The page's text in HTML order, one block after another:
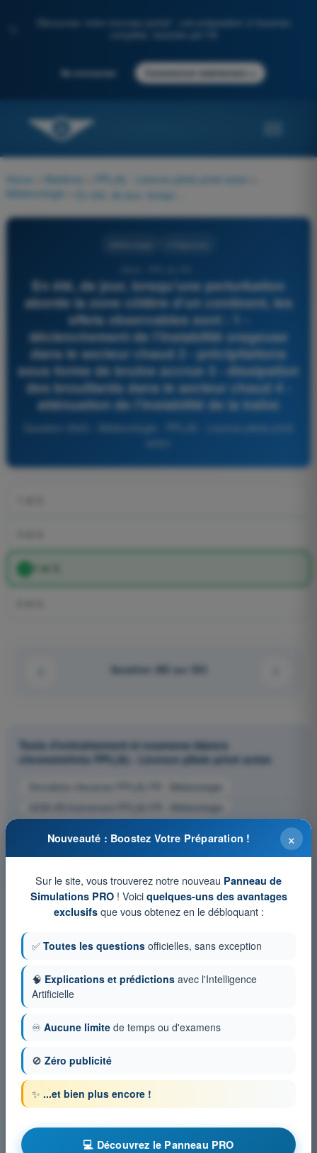
Découvrez notre nouveau portail : une préparation à l'examen
Se connecter Commencer maintenant
Home Matières PPL(A) - Licence pilote privé avion
Météorologie
En été, de jour, lorsqu'une perturbation
aborde la zone côtière d'un continent, les
effets observables sont : 1 -
déclenchement de l'instabilité orageuse
dans le secteur chaud 2 - précipitations
sous forme de bruine accrue 3 - dissipation
des brouillards dans le secteur chaud 4 -
atténuation de l'instabilité de la traîne
1 et 3.
Question 282 sur 352
Tests d'entraînement et examens blancs
chronométrés PPL(A) - Licence pilote privé avion
Simulation d'examen PPL(A) FR - Météorologie
QCM d'Entraînement PPL(A) FR - Météorologie
×
Nouveauté : Boostez Votre Préparation !
Sur le site, vous trouverez notre nouveau Panneau de
Simulations PRO! Voici quelques-uns des avantages
exclusifsque vous obtenez en le débloquant :
✅ Toutes les questions officielles, sans exception
🧠 Explications et prédictions avec l'Intelligence
Artificielle
♾️ Aucune limite de temps ou d'examens
🚫 Zéro publicité
✨ ...et bien plus encore !
💻 Découvrez le Panneau PRO